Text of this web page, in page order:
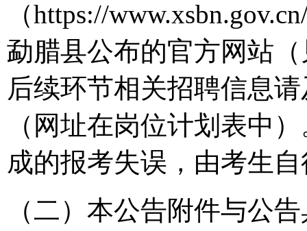
（https://
勐腊县公布的官方网站
后续环节相关招聘信息
（网址在岗位计划表中
成的报考失误，由考生
（二）本公告附件与公